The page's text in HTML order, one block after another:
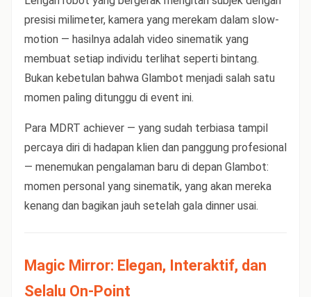
presisi milimeter, kamera yang merekam dalam slow-
motion — hasilnya adalah video sinematik yang
membuat setiap individu terlihat seperti bintang.
Bukan kebetulan bahwa Glambot menjadi salah satu
momen paling ditunggu di event ini.
Para MDRT achiever — yang sudah terbiasa tampil
percaya diri di hadapan klien dan panggung profesional
— menemukan pengalaman baru di depan Glambot:
momen personal yang sinematik, yang akan mereka
kenang dan bagikan jauh setelah gala dinner usai.
Magic Mirror: Elegan, Interaktif, dan
Selalu On-Point